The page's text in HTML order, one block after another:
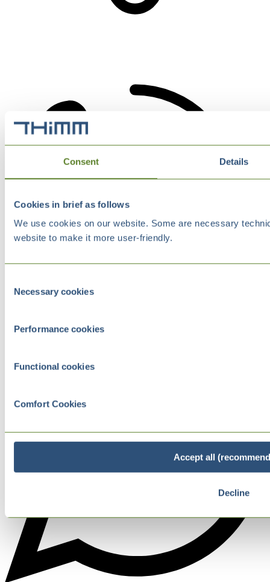
Consent Details
Cookies in brief as follows
We use cookies on our website. Some are necessary
website to make it more user-friendly.
Selection
Necessary cookies
Performance cookies
Functional cookies
Comfort Cookies
Accept all
Decline